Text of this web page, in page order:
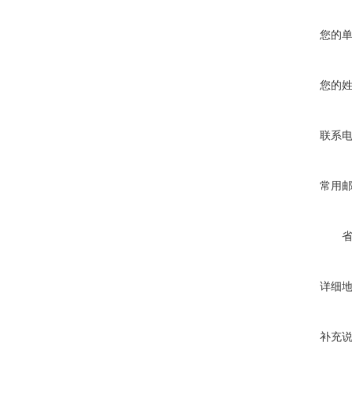
您的
您的
联系
常用
详细
补充